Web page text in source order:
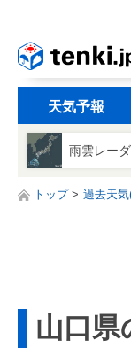
天気予報
雨雲レー
トップ 過去天気
山口県